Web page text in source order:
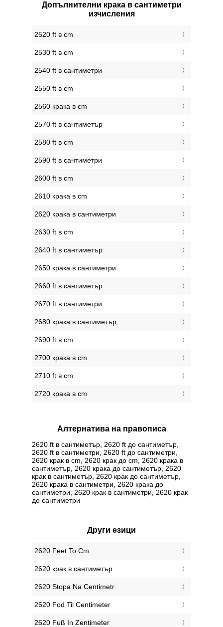
Допълнителни крака в сантиметри
изчисления
2520 ft в cm
2530 ft в cm
2540 ft в сантиметри
2550 ft в cm
2560 крака в cm
2570 ft в сантиметър
2580 ft в cm
2590 ft в сантиметри
2600 ft в cm
2610 крака в cm
2620 крака в сантиметри
2630 ft в cm
2640 ft в сантиметър
2650 крака в сантиметри
2660 ft в сантиметър
2670 ft в сантиметри
2680 крака в сантиметър
2690 ft в cm
2700 крака в cm
2710 ft в cm
2720 крака в cm
Алтернатива на правописа
2620 ft в сантиметър, 2620 ft до сантиметър,
2620 ft в сантиметри, 2620 ft до сантиметри,
2620 крак в cm, 2620 крак до cm, 2620 крака в
сантиметър, 2620 крака до сантиметър, 2620
крак в сантиметър, 2620 крак до сантиметър,
2620 крака в сантиметри, 2620 крака до
сантиметри, 2620 крак в сантиметри, 2620 крак
до сантиметри
Други езици
‎2620 Feet To Cm
‎2620 крак в сантиметър
‎2620 Stopa Na Centimetr
‎2620 Fod Til Centimeter
‎2620 Fuß In Zentimeter